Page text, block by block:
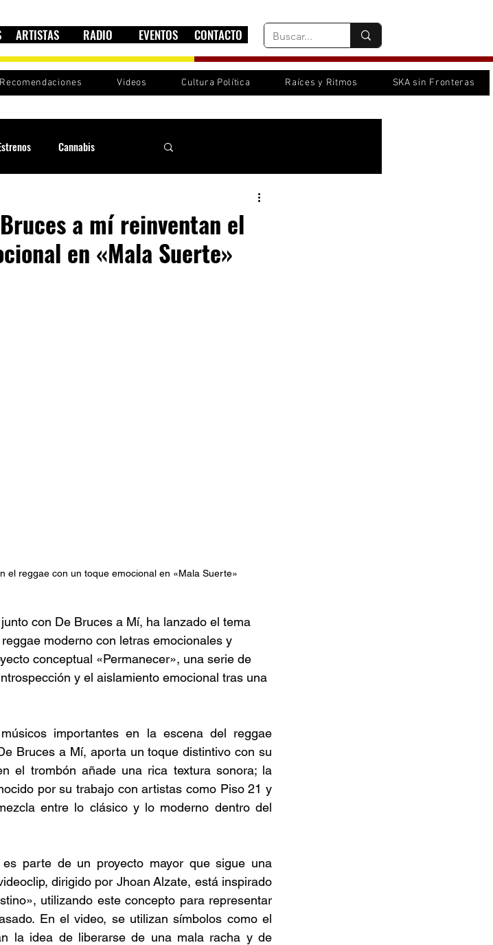
ARTISTAS RADIO EVENTOS CONTACTO
Recomendaciones Videos Cultura Política Raíces y Ritmos SKA sin Fronteras
Cannabis
Sesiones RootsLand
a mí reinventan el
en «Mala Suerte»
el reggae con un toque emocional en «Mala Suerte»
con De Bruces a Mí, ha lanzado el tema
moderno con letras emocionales y
conceptual «Permanecer», una serie de
y el aislamiento emocional tras una
importantes en la escena del reggae
Bruces a Mí, aporta un toque distintivo con su
el trombón añade una rica textura sonora; la
por su trabajo con artistas como Piso 21 y
entre lo clásico y lo moderno dentro del
parte de un proyecto mayor que sigue una
dirigido por Jhoan Alzate, está inspirado
utilizando este concepto para representar
En el video, se utilizan símbolos como el
la idea de liberarse de una mala racha y de